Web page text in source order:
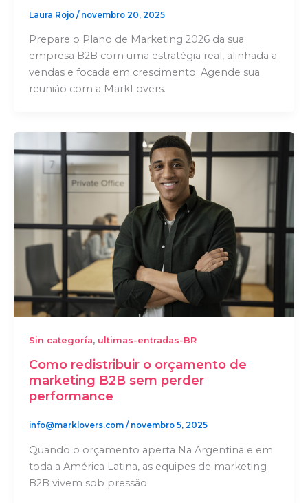
Laura Rojo / novembro 20, 2025
Prepare o Plano de Marketing 2026 da sua
empresa B2B com uma estratégia real, alinhada a
vendas e focada em crescimento. Agende sua
reunião com a MarkLovers.
Sin categoría, ultimas-entradas-BR
Como redistribuir o orçamento de
marketing B2B sem perder
performance
info@marklovers.com / novembro 5, 2025
Quando o orçamento aperta Na Argentina e em
toda a América Latina, as equipes de marketing
B2B vivem sob pressão